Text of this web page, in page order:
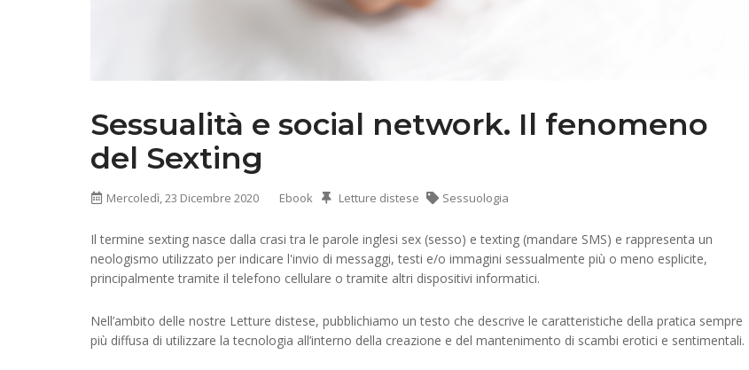
Sessualità e social network. Il fenomeno
del Sexting
Mercoledì, 23 Dicembre 2020 Ebook Letture distese Sessuologia
Il termine sexting nasce dalla crasi tra le parole inglesi sex (sesso) e texting (mandare SMS) e rappresenta un
neologismo utilizzato per indicare l'invio di messaggi, testi e/o immagini sessualmente più o meno esplicite,
principalmente tramite il telefono cellulare o tramite altri dispositivi informatici.
Nell’ambito delle nostre Letture distese, pubblichiamo un testo che descrive le caratteristiche della pratica sempre
più diffusa di utilizzare la tecnologia all’interno della creazione e del mantenimento di scambi erotici e sentimentali.